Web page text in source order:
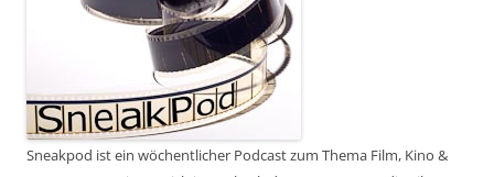
Sneakpod ist ein wöchentlicher Podcast zum Thema Film, Kino &